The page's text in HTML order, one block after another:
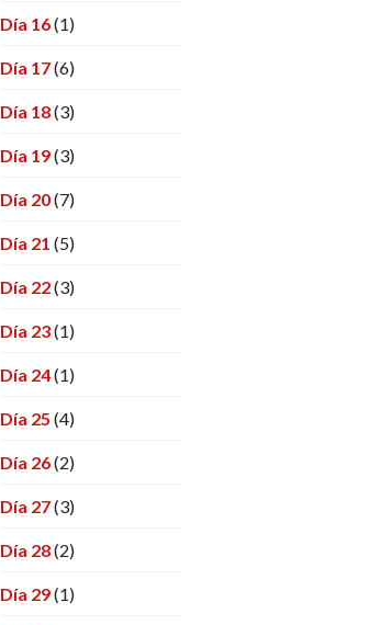
Día 16(1)
Día 17(6)
Día 18(3)
Día 19(3)
Día 20(7)
Día 21 (5)
Día 22(3)
Día 23(1)
Día 24(1)
Día 25 (4)
Día 26(2)
Día 27(3)
Día 28(2)
Día 29(1)